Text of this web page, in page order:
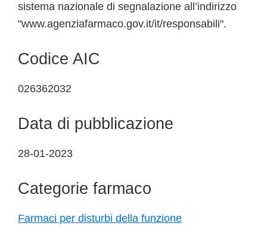
sistema nazionale di segnalazione all’indirizzo
"www.agenziafarmaco.gov.it/it/responsabili".
Codice AIC
026362032
Data di pubblicazione
28-01-2023
Categorie farmaco
Farmaci per disturbi della funzione